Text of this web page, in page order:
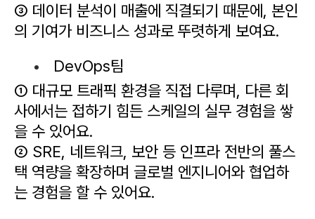
③ 데이터 분석이 매출에 직결되기 때문에, 본인
의 기여가 비즈니스 성과로 뚜렷하게 보여요.
DevOps팀
① 대규모 트래픽 환경을 직접 다루며, 다른 회
사에서는 접하기 힘든 스케일의 실무 경험을 쌓
을 수 있어요.
② SRE, 네트워크, 보안 등 인프라 전반의 풀스
택 역량을 확장하며 글로벌 엔지니어와 협업하
는 경험을 할 수 있어요.